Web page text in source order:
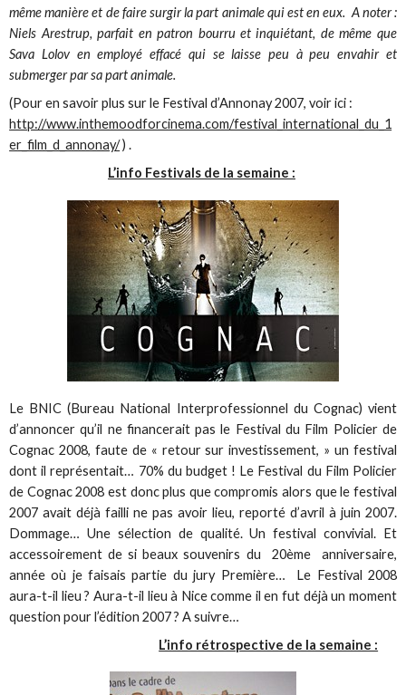
même manière et de faire surgir la part animale qui est en eux. A noter :
Niels Arestrup, parfait en patron bourru et inquiétant, de même que
Sava Lolov en employé effacé qui se laisse peu à peu envahir et
submerger par sa part animale.
(Pour en savoir plus sur le Festival d’Annonay 2007, voir ici :
http://www.inthemoodforcinema.com/festival_international_du_1
er_film_d_annonay/) .
L’info Festivals de la semaine :
Le BNIC (Bureau National Interprofessionnel du Cognac) vient
d’annoncer qu’il ne financerait pas le Festival du Film Policier de
Cognac 2008, faute de « retour sur investissement, » un festival
dont il représentait… 70% du budget ! Le Festival du Film Policier
de Cognac 2008 est donc plus que compromis alors que le festival
2007 avait déjà failli ne pas avoir lieu, reporté d’avril à juin 2007.
Dommage… Une sélection de qualité. Un festival convivial. Et
accessoirement de si beaux souvenirs du 20ème anniversaire,
année où je faisais partie du jury Première… Le Festival 2008
aura-t-il lieu ? Aura-t-il lieu à Nice comme il en fut déjà un moment
question pour l’édition 2007 ? A suivre…
L’info rétrospective de la semaine :